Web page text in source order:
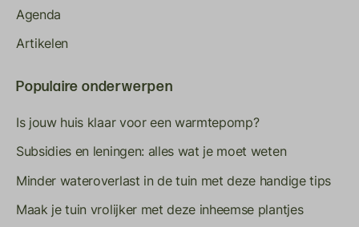
Agenda
Artikelen
Populaire onderwerpen
Is jouw huis klaar voor een warmtepomp?
Subsidies en leningen: alles wat je moet weten
Minder wateroverlast in de tuin met deze handige tips
Maak je tuin vrolijker met deze inheemse plantjes